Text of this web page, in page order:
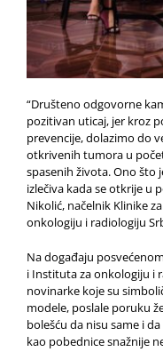
“Društeno odgovorne
pozitivan uticaj, jer kroz
prevencije, dolazimo do
otkrivenih tumora u
spasenih života. Ono što
izlečiva kada se otkrije u
Nikolić, načelnik Klinike
onkologiju i radiologiju
Na događaju
i Instituta za onkologiju i
novinarke koje su
modele, poslale poruku
bolešću da nisu same i
kao pobednice snažnije